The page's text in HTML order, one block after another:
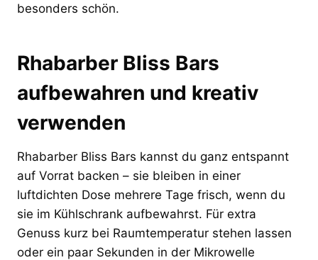
besonders schön.
Rhabarber Bliss Bars
aufbewahren und kreativ
verwenden
Rhabarber Bliss Bars kannst du ganz entspannt
auf Vorrat backen – sie bleiben in einer
luftdichten Dose mehrere Tage frisch, wenn du
sie im Kühlschrank aufbewahrst. Für extra
Genuss kurz bei Raumtemperatur stehen lassen
oder ein paar Sekunden in der Mikrowelle